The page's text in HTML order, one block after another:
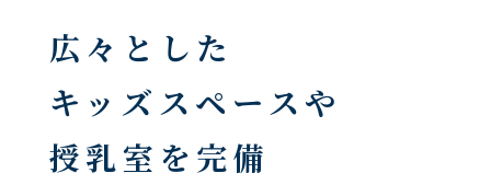
広々とした
キッズスペースや
授乳室を完備